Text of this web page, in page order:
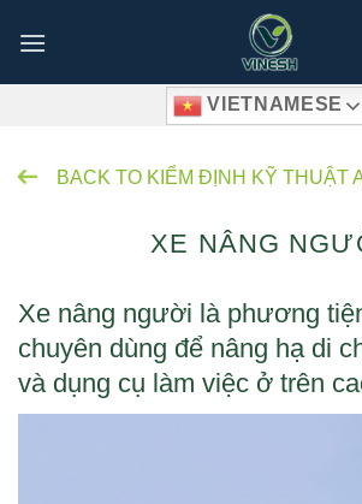
qua
VIETNAMESE
BACK TO KIỂM ĐỊNH KỸ THUẬT
XE NÂNG
Xe nâng người là phương
chuyên dùng để nâng hạ di
và dụng cụ làm việc ở trên